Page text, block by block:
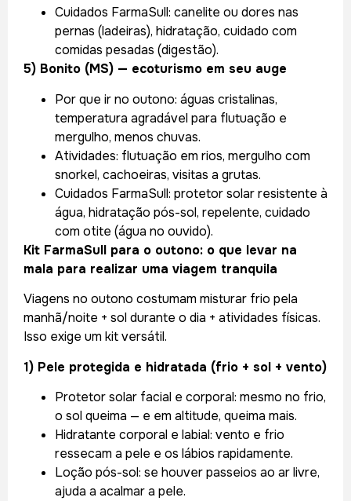
Cuidados FarmaSull: canelite ou dores nas
pernas (ladeiras), hidratação, cuidado com
comidas pesadas (digestão).
5) Bonito (MS) — ecoturismo em seu auge
Por que ir no outono: águas cristalinas,
temperatura agradável para flutuação e
mergulho, menos chuvas.
Atividades: flutuação em rios, mergulho com
snorkel, cachoeiras, visitas a grutas.
Cuidados FarmaSull: protetor solar resistente à
água, hidratação pós-sol, repelente, cuidado
com otite (água no ouvido).
Kit FarmaSull para o outono: o que levar na
mala para realizar uma viagem tranquila
Viagens no outono costumam misturar frio pela
manhã/noite + sol durante o dia + atividades físicas.
Isso exige um kit versátil.
1) Pele protegida e hidratada (frio + sol + vento)
Protetor solar facial e corporal: mesmo no frio,
o sol queima — e em altitude, queima mais.
Hidratante corporal e labial: vento e frio
ressecam a pele e os lábios rapidamente.
Loção pós-sol: se houver passeios ao ar livre,
ajuda a acalmar a pele.